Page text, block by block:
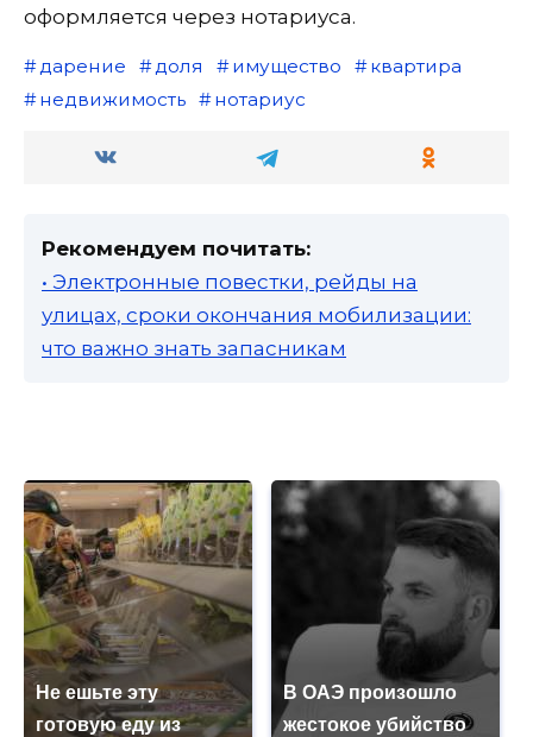
оформляется через нотариуса.
дарение доля имущество
квартира
недвижимость
нотариус
Рекомендуем почитать:
• Электронные повестки, рейды на
улицах, сроки окончания мобилизации:
что важно знать запасникам
Не ешьте эту
готовую еду из
В ОАЭ произошло
жестокое убийство